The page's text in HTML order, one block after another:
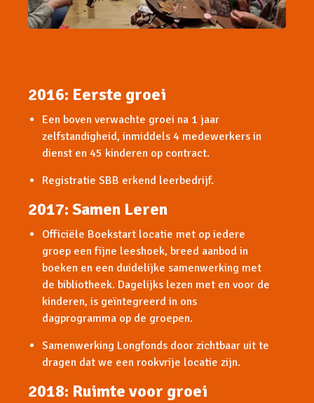
2016: Eerste groei
Een boven verwachte groei na 1 jaar
zelfstandigheid, inmiddels 4 medewerkers in
dienst en 45 kinderen op contract.
Registratie SBB erkend leerbedrijf.
2017: Samen Leren
Officiële Boekstart locatie met op iedere
groep een fijne leeshoek, breed aanbod in
boeken en een duidelijke samenwerking met
de bibliotheek. Dagelijks lezen met en voor de
kinderen, is geïntegreerd in ons
dagprogramma op de groepen.
Samenwerking Longfonds door zichtbaar uit te
dragen dat we een rookvrije locatie zijn.
2018: Ruimte voor groei